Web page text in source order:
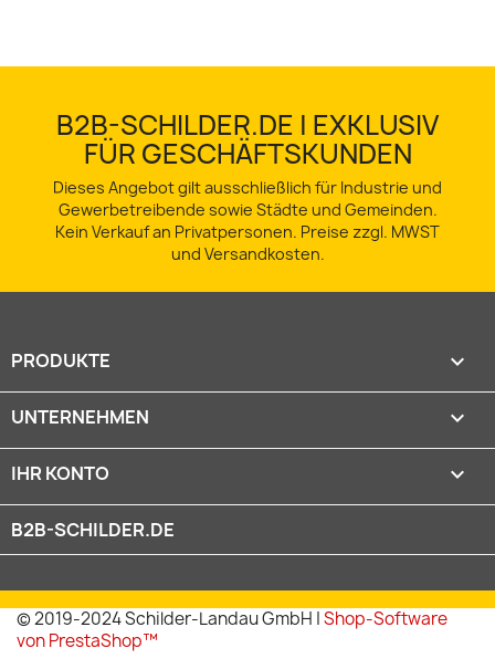
B2B-SCHILDER.DE | EXKLUSIV
FÜR GESCHÄFTSKUNDEN
Dieses Angebot gilt ausschließlich für Industrie und
Gewerbetreibende sowie Städte und Gemeinden.
Kein Verkauf an Privatpersonen. Preise zzgl. MWST
und Versandkosten.
PRODUKTE 
UNTERNEHMEN 
IHR KONTO 
B2B-SCHILDER.DE
© 2019-2024 Schilder-Landau GmbH |Shop-Software
von PrestaShop™